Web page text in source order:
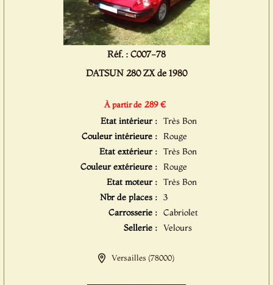
Réf. : C007-78
DATSUN 280 ZX de 1980
À partir de 289 €
Etat intérieur : Très Bon
Couleur intérieure : Rouge
Etat extérieur : Très Bon
Couleur extérieure : Rouge
Etat moteur : Très Bon
Nbr de places : 3
Carrosserie : Cabriolet
Sellerie : Velours
Versailles (78000)